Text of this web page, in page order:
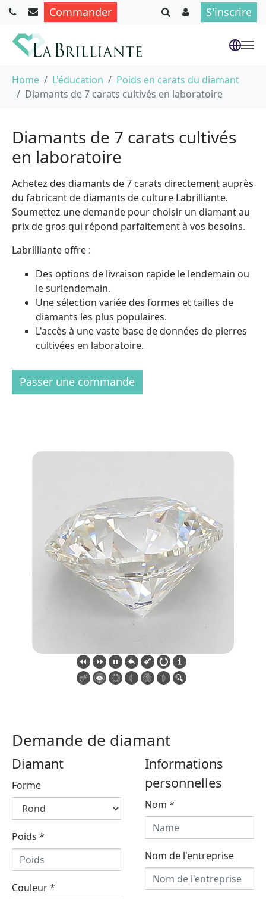
Commander S'inscrire
Home L'éducation
Poids en carats du diamant
Diamants de 7 carats cultivés en laboratoire
Diamants de 7 carats cultivés
en laboratoire
Achetez des diamants de 7 carats directement auprès
du fabricant de diamants de culture Labrilliante.
Soumettez une demande pour choisir un diamant au
prix de gros qui répond parfaitement à vos besoins.
Labrilliante offre :
Des options de livraison rapide le lendemain ou
le surlendemain.
Une sélection variée des formes et tailles de
diamants les plus populaires.
L'accès à une vaste base de données de pierres
cultivées en laboratoire.
Passer une commande
Demande de diamant
Diamant
Forme
Poids *
Couleur*
Informations
personnelles
Nom *
Nom de l'entreprise